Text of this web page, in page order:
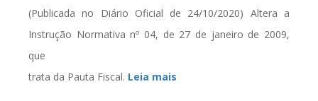
(Publicada no Diário Oficial de 24/10/2020) Altera a
Instrução Normativa nº 04, de 27 de janeiro de 2009,
que
trata da Pauta Fiscal. Leia mais